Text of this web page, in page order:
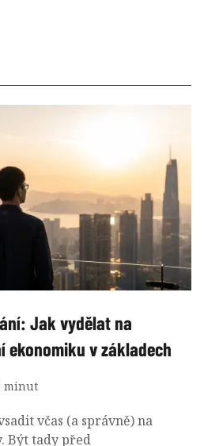
Jak vydělat na
ekonomiku v základech
minut
včas (a správně) na
Být tady před